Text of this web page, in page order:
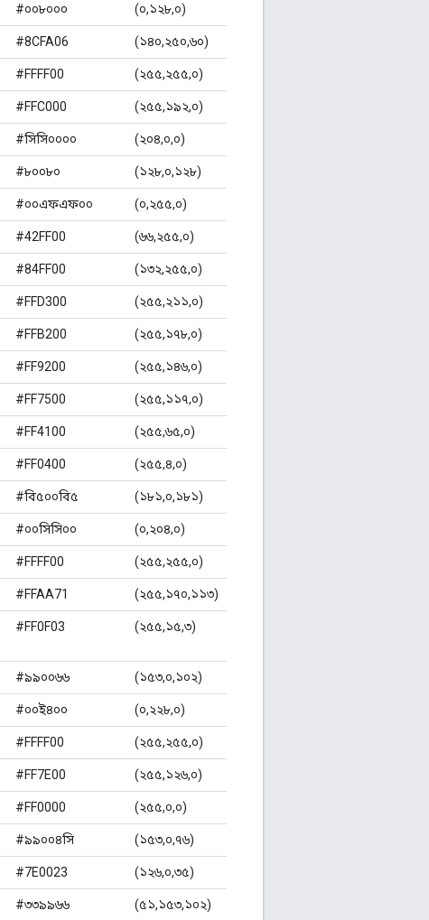
#০০৮০০০ (০,১২৮,০)
#8CFA06 (১৪০,২৫০,৬০)
#FFFF00 (২৫৫,২৫৫,০)
#FFC000 (২৫৫,১৯২,০)
#সিসি০০০০ (২০৪,০,০)
#৮০০৮০ (১২৮,০,১২৮)
#০০এফএফ০০ (০,২৫৫,০)
#42FF00 (৬৬,২৫৫,০)
#84FF00 (১৩২,২৫৫,০)
#FFD300 (২৫৫,২১১,০)
#FFB200 (২৫৫,১৭৮,০)
#FF9200 (২৫৫,১৪৬,০)
#FF7500 (২৫৫,১১৭,০)
#FF4100 (২৫৫,৬৫,০)
#FF0400 (২৫৫,৪,০)
#বি৫০০বি৫ (১৮১,০,১৮১)
#০০সিসি০০ (০,২০৪,০)
#FFFF00 (২৫৫,২৫৫,০)
#FFAA71 (২৫৫,১৭০,১১৩)
#FF0F03 (২৫৫,১৫,৩)
#৯৯০০৬৬ (১৫৩,০,১০২)
#০০ই৪০০ (০,২২৮,০)
#FFFF00 (২৫৫,২৫৫,০)
#FF7E00 (২৫৫,১২৬,০)
#FF0000 (২৫৫,০,০)
#৯৯০০৪সি (১৫৩,০,৭৬)
#7E0023 (১২৬,০,৩৫)
#৩৩৯৯৬৬ (৫১,১৫৩,১০২)